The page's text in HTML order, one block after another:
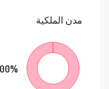
مدن الملكية